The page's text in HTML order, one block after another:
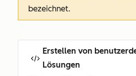
bezeichnet.
Erstellen von
Lösungen